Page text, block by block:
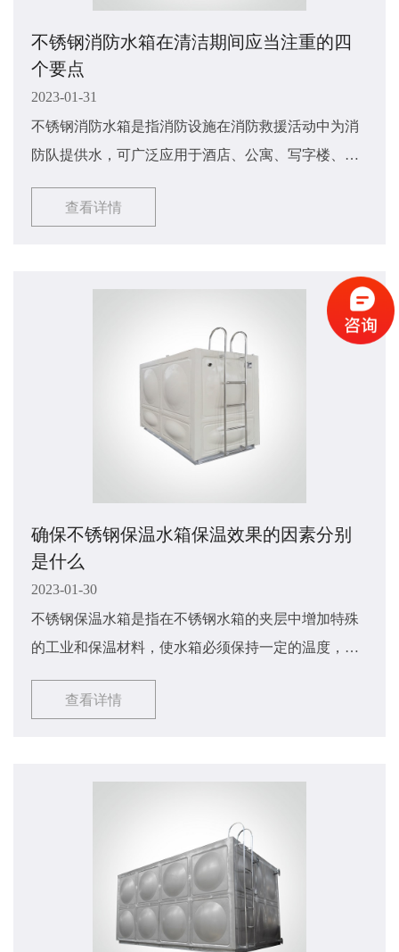
不锈钢消防水箱在清洁期间应当注重的四
个要点
2023-01-31
不锈钢消防水箱是指消防设施在消防救援活动中为消
防队提供水，可广泛应用于酒店、公寓、写字楼、休
省了消防水泵打开后管道内注满的时间，赢得了消防
定性的作用。那么不锈钢消防水箱​该如何进行清洁
呢？接下来由小编来讲解一下吧，希望能够对大家有
查看详情
确保不锈钢保温水箱保温效果的因素分别
是什么
2023-01-30
不锈钢保温水箱是指在不锈钢水箱的夹层中增加特殊
的工业和保温材料，使水箱必须保持一定的温度，以
效果该如何确保呢？接下来由小编来讲解一下吧，希
查看详情